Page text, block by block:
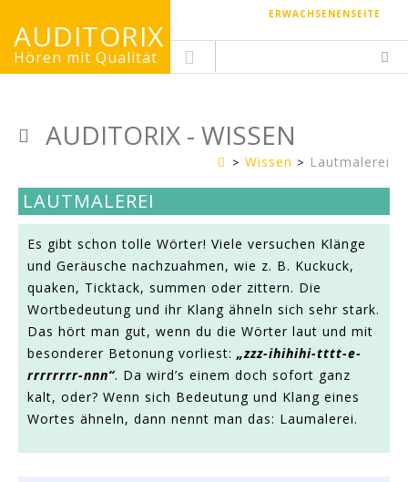
ERWACHSENENSEITE
AUDITORIX
Hören mit Qualität
AUDITORIX - WISSEN
Kinderseite
Wissen Lautmalerei
LAUTMALEREI
Es gibt schon tolle Wörter! Viele versuchen Klänge
und Geräusche nachzuahmen, wie z. B. Kuckuck,
quaken, Ticktack, summen oder zittern. Die
Wortbedeutung und ihr Klang ähneln sich sehr stark.
Das hört man gut, wenn du die Wörter laut und mit
besonderer Betonung vorliest: „zzz-ihihihi-tttt-e-
rrrrrrrr-nnn“. Da wird’s einem doch sofort ganz
kalt, oder? Wenn sich Bedeutung und Klang eines
Wortes ähneln, dann nennt man das: Laumalerei.